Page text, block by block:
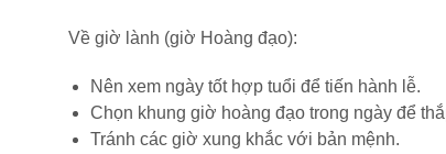
Về giờ lành (giờ Hoàng đạo):
Nên xem ngày tốt hợp tuổi để tiến hành lễ.
Chọn khung giờ hoàng đạo trong ngày để
Tránh các giờ xung khắc với bản mệnh.